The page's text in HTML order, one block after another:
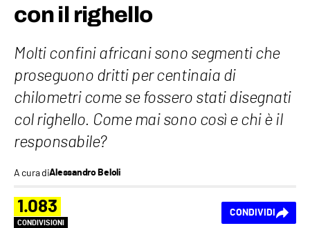
con il righello
Molti confini africani sono segmenti che
proseguono dritti per centinaia di
chilometri come se fossero stati disegnati
col righello. Come mai sono così e chi è il
responsabile?
A cura diAlessandro Beloli
1.083
CONDIVISIONI
CONDIVIDI